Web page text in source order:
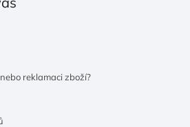
reklamaci zboží?